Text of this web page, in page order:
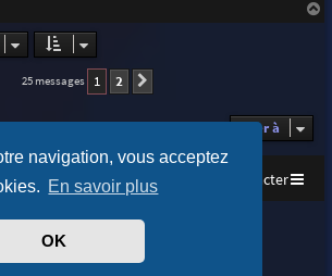
navigation, vous acceptez
En savoir plus
OK
a
25 messages 1 2
Aller à
forum Nous contacter
Purplexion style byIan Bradley
phpBB® Forum Software © phpBB Limited
phpBB-fr.com